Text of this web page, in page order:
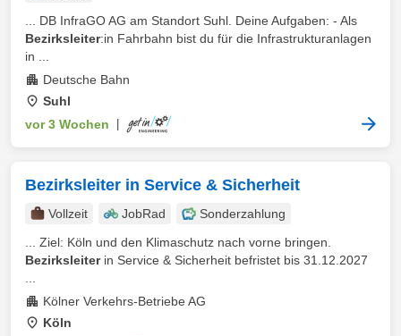
... DB InfraGO AG am Standort Suhl. Deine Aufgaben: - Als
Bezirksleiter:in Fahrbahn bist du für die Infrastrukturanlagen
in ...
Deutsche Bahn
Suhl
vor 3 Wochen
Bezirksleiter in Service & Sicherheit
Vollzeit JobRad
Sonderzahlung
... Ziel: Köln und den Klimaschutz nach vorne bringen.
Bezirksleiterin Service & Sicherheit befristet bis 31.12.2027
Kölner Verkehrs-Betriebe AG
Köln